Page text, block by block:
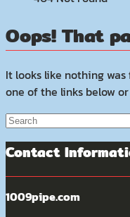
Oops! That
It looks like nothing
one of the links below
Contact
1009pipe.com